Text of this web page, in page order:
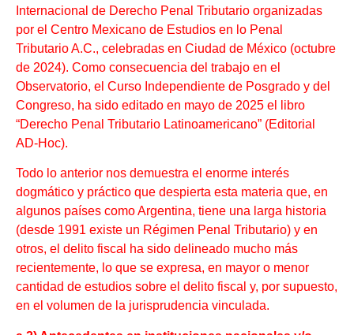
Internacional de Derecho Penal Tributario organizadas
por el Centro Mexicano de Estudios en lo Penal
Tributario A.C., celebradas en Ciudad de México (octubre
de 2024). Como consecuencia del trabajo en el
Observatorio, el Curso Independiente de Posgrado y del
Congreso, ha sido editado en mayo de 2025 el libro
“Derecho Penal Tributario Latinoamericano” (Editorial
AD-Hoc).
Todo lo anterior nos demuestra el enorme interés
dogmático y práctico que despierta esta materia que, en
algunos países como Argentina, tiene una larga historia
(desde 1991 existe un Régimen Penal Tributario) y en
otros, el delito fiscal ha sido delineado mucho más
recientemente, lo que se expresa, en mayor o menor
cantidad de estudios sobre el delito fiscal y, por supuesto,
en el volumen de la jurisprudencia vinculada.